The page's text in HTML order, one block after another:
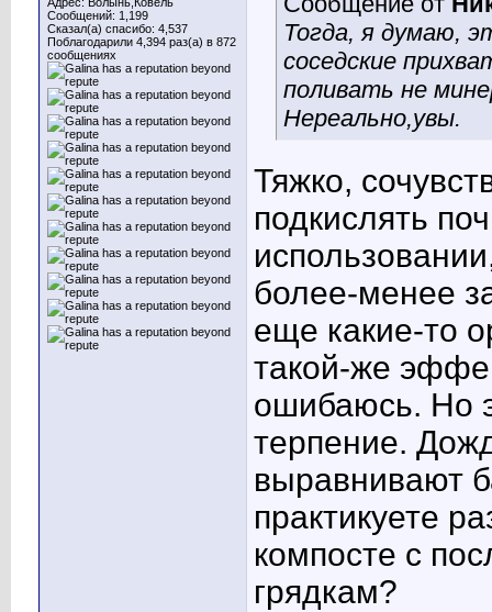
Сообщений: 1,199
Сказал(а) спасибо: 4,537
Поблагодарили 4,394 раз(а) в 872
сообщениях
Тогда, я думаю,
соседские
поливать не
Нереально,увы.
Тяжко,
подкислять
более-менее
еще какие-то
такой-же
ошибаюсь. Но
терпение.
выравнивают
практикуете
компосте с
грядкам?